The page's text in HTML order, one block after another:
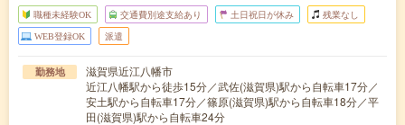
職種未経験OK 交通費別途支給あり 土日祝日が休み 残業なし
WEB登録OK 派遣
勤務地
滋賀県近江八幡市
近江八幡駅から徒歩15分／武佐(滋賀県)駅から自転車17分／
安土駅から自転車17分／篠原(滋賀県)駅から自転車18分／平
田(滋賀県)駅から自転車24分